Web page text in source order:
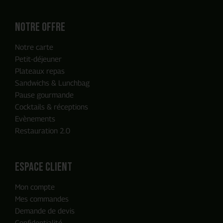
Notre équipe reviendra vers vous
en moins de 24h, c'est promis
Notre offre
Notre carte
Petit-déjeuner
Plateaux repas
Sandwichs & Lunchbag
Pause gourmande
Cocktails & réceptions
Evènements
Restauration 2.0
espace client
Mon compte
Mes commandes
Demande de devis